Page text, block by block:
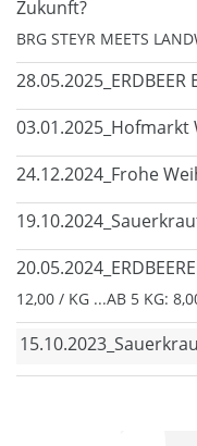
Zukunft?
BRG STEYR MEETS
28.05.2025_ERDBEER
24.12.2024_Frohe
12,00 / KG ...AB 5 KG: